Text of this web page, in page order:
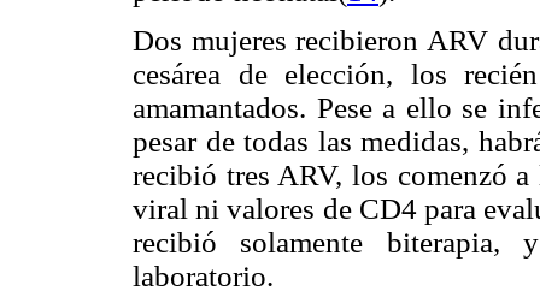
Dos mujeres recibieron ARV
cesárea de elección, los
amamantados. Pese a ello se
pesar de todas las medidas,
recibió tres ARV, los comenzó a
viral ni valores de CD4 para
recibió solamente
laboratorio.